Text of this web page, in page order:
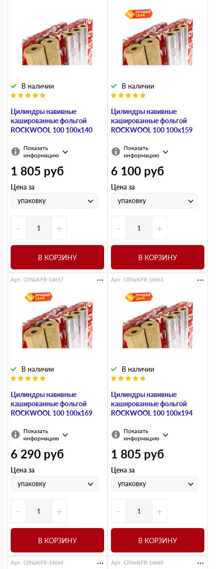
Цилиндры навивные
кашированные фольгой
ROCKWOOL 100 100х140
В наличии
Показать
информацию
1 805 руб
Цена за
упаковку
- +
В КОРЗИНУ
Цилиндры навивные
кашированные фольгой
ROCKWOOL 100 100х159
В наличии
Показать
информацию
6 100 руб
Цена за
упаковку
- +
В КОРЗИНУ
Цилиндры навивные
кашированные фольгой
ROCKWOOL 100 100х169
В наличии
Арт. CilNaKFR-14657
Показать
информацию
6 290 руб
Цена за
упаковку
- +
В КОРЗИНУ
Цилиндры навивные
кашированные фольгой
ROCKWOOL 100 100х194
В наличии
Арт. CilNaKFR-14661
Показать
информацию
1 805 руб
Цена за
упаковку
- +
В КОРЗИНУ
Арт. CilNaKFR-14664 Арт. CilNaKFR-14669